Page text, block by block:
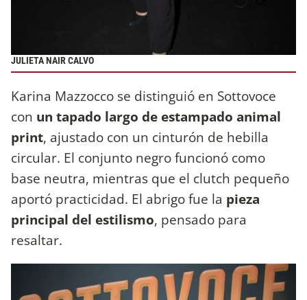
JULIETA NAIR CALVO
Karina Mazzocco se distinguió en Sottovoce
con un tapado largo de estampado animal
print, ajustado con un cinturón de hebilla
circular. El conjunto negro funcionó como
base neutra, mientras que el clutch pequeño
aportó practicidad. El abrigo fue la pieza
principal del estilismo, pensado para
resaltar.